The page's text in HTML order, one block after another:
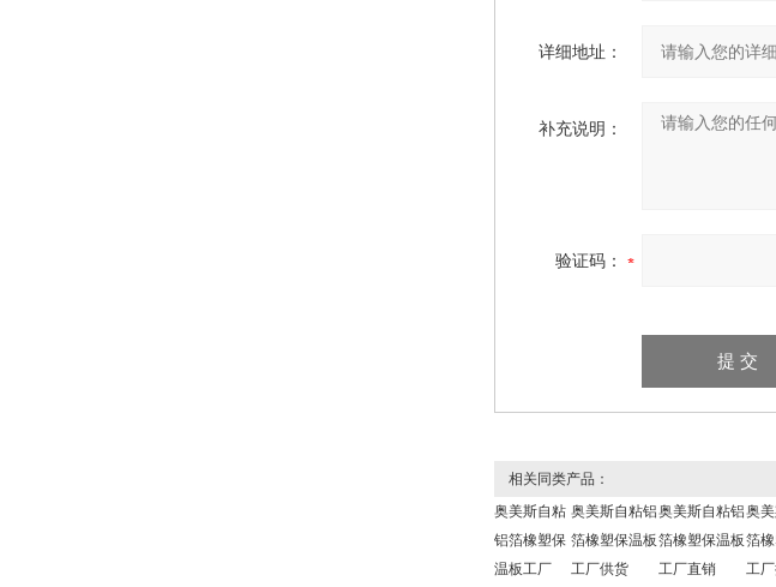
详细地址：
补充说明：
验证码：
相关同类产品：
奥美斯自粘
铝箔橡塑保
温板工厂
奥美斯自粘铝
箔橡塑保温板
工厂供货
奥美斯自粘铝
箔橡塑保温板
工厂直销
奥
箔
工